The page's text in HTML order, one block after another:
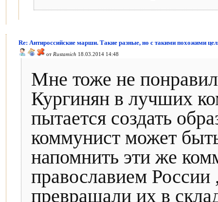
Re: Антироссийские марши. Такие разные, но с такими похожими
от Rustamich 18.03.2014 14:48
Мне тоже не
Кургинян в лучших
пытается создать
коммунист может
напомнить эти же
православием
превращали их в